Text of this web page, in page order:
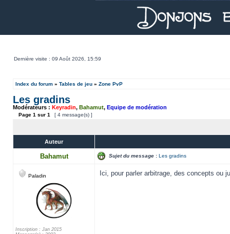
Dernière visite : 09 Août 2026, 15:59
Index du forum » Tables de jeu » Zone PvP
Les gradins
Modérateurs : Keyradin, Bahamut, Equipe de modération
Page 1 sur 1 [ 4 message(s) ]
Auteur
Bahamut Sujet du message : Les gradins
Paladin
Inscription : Jan 2015
Ici, pour parler arbitrage, des concepts ou